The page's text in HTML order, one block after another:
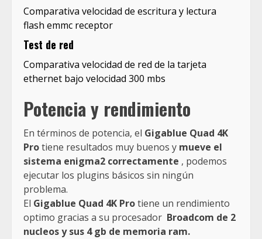
Comparativa velocidad de escritura y lectura
flash emmc receptor
Test de red
Comparativa velocidad de red de la tarjeta
ethernet bajo velocidad 300 mbs
Potencia y rendimiento
En términos de potencia, el Gigablue Quad 4K
Protiene resultados muy buenos y mueve el
sistema enigma2 correctamente , podemos
ejecutar los plugins básicos sin ningún
problema.
El Gigablue Quad 4K Protiene un rendimiento
optimo gracias a su procesador Broadcom de 2
nucleos y sus 4 gb de memoria ram.